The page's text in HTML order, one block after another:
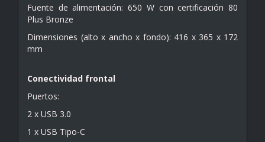
Fuente de alimentación: 650 W con certificación 80
Plus Bronze
Dimensiones (alto x ancho x fondo): 416 x 365 x 172
mm
Conectividad frontal
Puertos:
2 x USB 3.0
1 x USB Tipo-C